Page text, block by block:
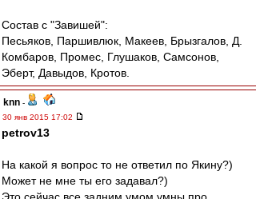
Состав с "Завишей":
Песьяков, Паршивлюк, Макеев, Брызгалов, Д.
Комбаров, Промес, Глушаков, Самсонов,
Эберт, Давыдов, Кротов.
knn -
30 янв 2015 17:02
petrov13
На какой я вопрос то не ответил по Якину?)
Может не мне ты его задавал?)